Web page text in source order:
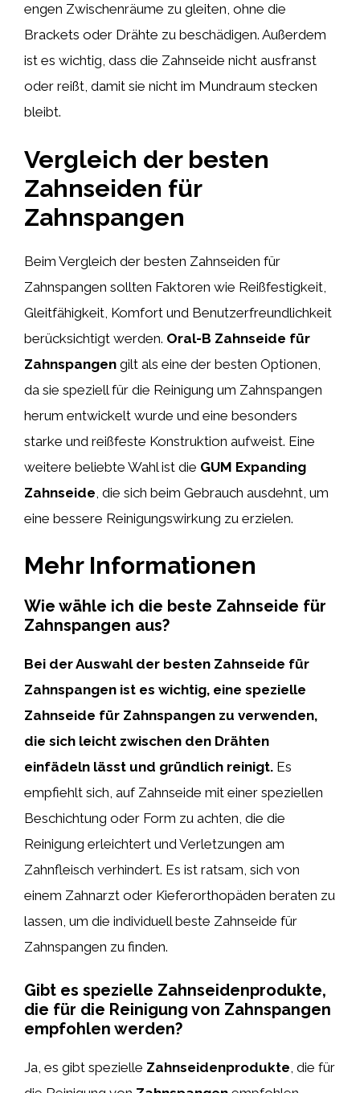
engen Zwischenräume zu gleiten, ohne die
Brackets oder Drähte zu beschädigen. Außerdem
ist es wichtig, dass die Zahnseide nicht ausfranst
oder reißt, damit sie nicht im Mundraum stecken
bleibt.
Vergleich der besten
Zahnseiden für
Zahnspangen
Beim Vergleich der besten Zahnseiden für
Zahnspangen sollten Faktoren wie Reißfestigkeit,
Gleitfähigkeit, Komfort und Benutzerfreundlichkeit
berücksichtigt werden. Oral-B Zahnseide für
Zahnspangen gilt als eine der besten Optionen,
da sie speziell für die Reinigung um Zahnspangen
herum entwickelt wurde und eine besonders
starke und reißfeste Konstruktion aufweist. Eine
weitere beliebte Wahl ist die GUM Expanding
Zahnseide , die sich beim Gebrauch ausdehnt, um
eine bessere Reinigungswirkung zu erzielen.
Mehr Informationen
Wie wähle ich die beste Zahnseide für
Zahnspangen aus?
Bei der Auswahl der besten Zahnseide für
Zahnspangen ist es wichtig, eine spezielle
Zahnseide für Zahnspangen zu verwenden,
die sich leicht zwischen den Drähten
einfädeln lässt und gründlich reinigt. Es
empfiehlt sich, auf Zahnseide mit einer speziellen
Beschichtung oder Form zu achten, die die
Reinigung erleichtert und Verletzungen am
Zahnfleisch verhindert. Es ist ratsam, sich von
einem Zahnarzt oder Kieferorthopäden beraten zu
lassen, um die individuell beste Zahnseide für
Zahnspangen zu finden.
Gibt es spezielle Zahnseidenprodukte,
die für die Reinigung von Zahnspangen
empfohlen werden?
Ja, es gibt spezielle Zahnseidenprodukte , die für